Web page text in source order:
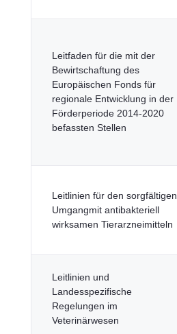
Leitfaden für die mit der
Bewirtschaftung des
Europäischen Fonds für
regionale Entwicklung in der
Förderperiode 2014-2020
befassten Stellen
Leitlinien für den sorgfältigen
Umgangmit antibakteriell
wirksamen Tierarzneimitteln
Leitlinien und
Landesspezifische
Regelungen im
Veterinärwesen